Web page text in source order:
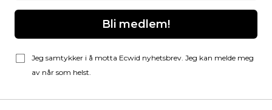
Bli medlem!
Jeg samtykker i å motta Ecwid nyhetsbrev. Jeg kan melde meg
av når som helst.